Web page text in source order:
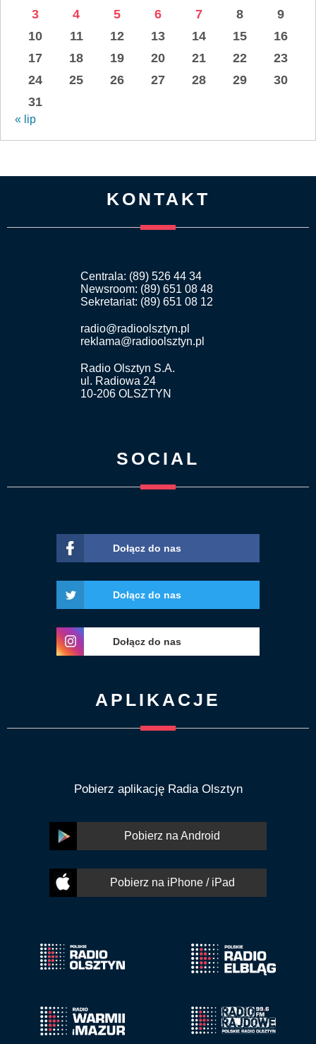
3
4 5 6 7 8
9
10
11 12 13 14 15
16
17
18 19 20 21 22
23
24
25 26 27 28 29
30
31
« lip
KONTAKT
Centrala: (89) 526 44 34
Newsroom: (89) 651 08 48
Sekretariat: (89) 651 08 12
radio@radioolsztyn.pl
reklama@radioolsztyn.pl
Radio Olsztyn S.A.
ul. Radiowa 24
10-206 OLSZTYN
SOCIAL
Dołącz do nas
Dołącz do nas
Dołącz do nas
APLIKACJE
Pobierz aplikację Radia Olsztyn
Pobierz na Android
Pobierz na iPhone / iPad